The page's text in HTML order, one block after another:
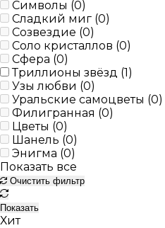
Символы (0)
Сладкий миг (0)
Созвездие (0)
Соло кристаллов (0)
Сфера (0)
Триллионы звёзд (1)
Узы любви (0)
Уральские самоцветы (0)
Филигранная (0)
Цветы (0)
Шанель (0)
Энигма (0)
Показать все
Очистить фильтр
Показать
Хит